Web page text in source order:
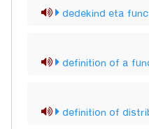
dedekind eta
definition of a
definition of